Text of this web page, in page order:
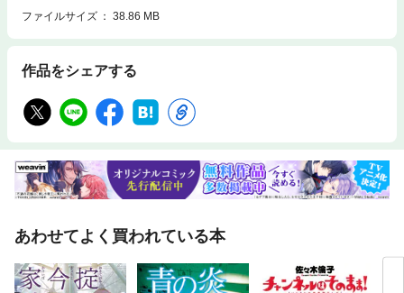
ファイルサイズ
38.86 MB
作品をシェアする
あわせてよく買われている本